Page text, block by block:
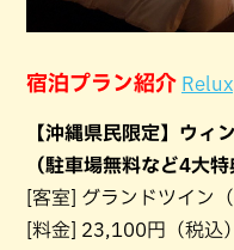
宿泊プラン紹介 Relux
【沖縄県民限定】ウ
（駐車場無料など4大特
[客室] グランドツイン
[料金] 23,100円（税込